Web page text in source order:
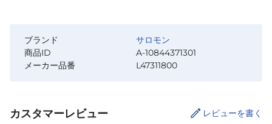
ブランド
サロモン
商品ID
A-10844371301
メーカー品番
L47311800
カスタマーレビュー レビューを書く